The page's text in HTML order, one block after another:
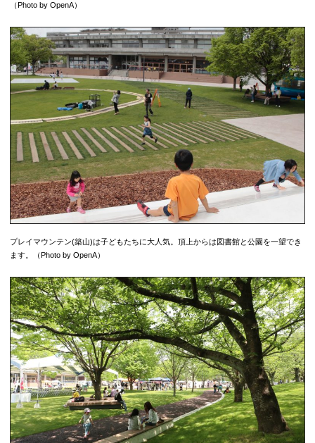
（Photo by OpenA）
プレイマウンテン(築山)は子どもたちに大人気。頂上からは図書館と公園を一望でき
ます。（Photo by OpenA）